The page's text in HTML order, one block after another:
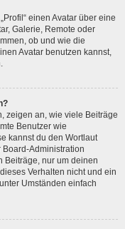
einen Avatar über eine
Galerie, Remote oder
ob und wie die
Avatar benutzen kannst,
zeigen an, wie viele Beiträge
Benutzer wie
kannst du den Wortlaut
Administration
Beiträge, nur um deinen
Verhalten nicht und ein
Umständen einfach